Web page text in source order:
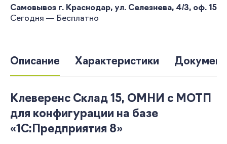
Самовывоз г. Краснодар, ул. Селезнева, 4/3, оф. 15
Сегодня — Бесплатно
Описание Характеристики
Клеверенс Склад 15, ОМНИ с МОТП
для конфигурации на базе
«1С:Предприятия 8»